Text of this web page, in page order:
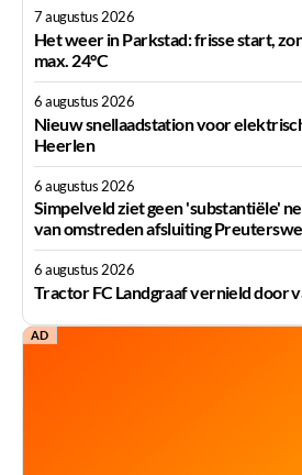
7 augustus 2026
Het weer in Parkstad: frisse start,
max. 24°C
6 augustus 2026
Nieuw snellaadstation voor
Heerlen
6 augustus 2026
Simpelveld ziet geen 'substantiële'
van omstreden afsluiting
6 augustus 2026
Tractor FC Landgraaf vernield door
AD